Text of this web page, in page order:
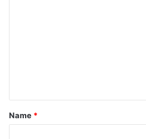
Name *